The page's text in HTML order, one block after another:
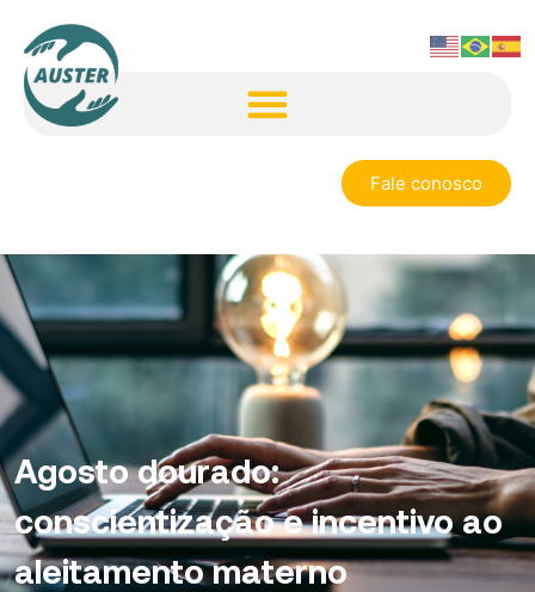
Fale conosco
Agosto dourado:
conscientização e incentivo ao
aleitamento materno